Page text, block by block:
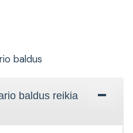
baldus
baldus reikia